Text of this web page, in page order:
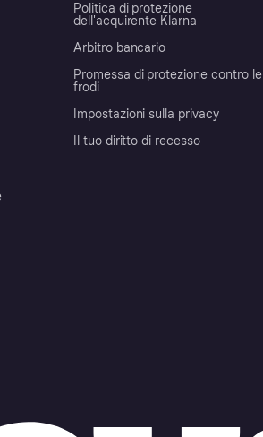
Politica di protezione
dell'acquirente Klarna
Arbitro bancario
Promessa di protezione contro le
frodi
Impostazioni sulla privacy
Il tuo diritto di recesso